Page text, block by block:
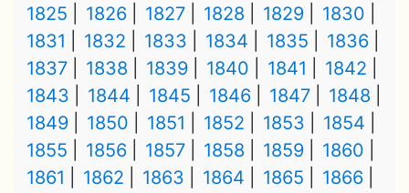
1825
1826 1827 1828 1829
1830
1831
1832 1833 1834 1835
1836
1837
1838 1839 1840 1841
1842
1843
1844 1845 1846 1847
1848
1849
1850 1851 1852 1853
1854
1855
1856 1857 1858 1859
1860
1861
1862 1863 1864 1865
1866